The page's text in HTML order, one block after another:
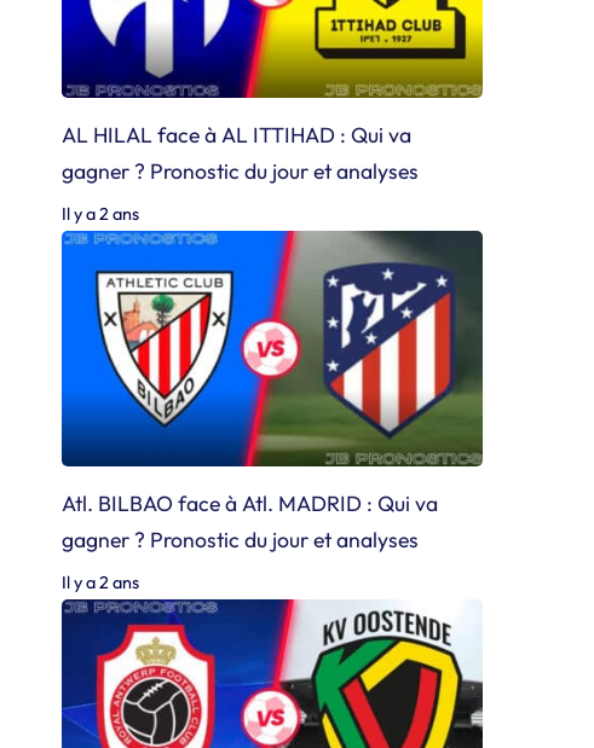
AL HILAL face à AL ITTIHAD : Qui va
gagner ? Pronostic du jour et analyses
Il y a 2 ans
Atl. BILBAO face à Atl. MADRID : Qui va
gagner ? Pronostic du jour et analyses
Il y a 2 ans